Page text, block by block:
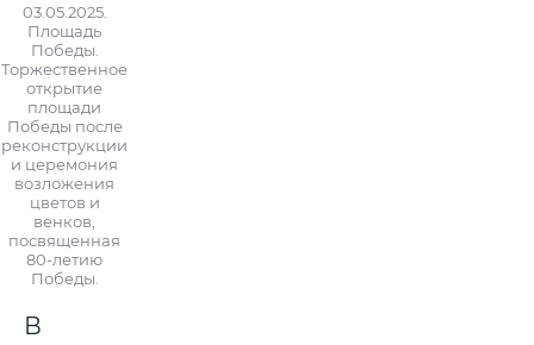
03.05.2025.
Площадь
Победы.
Торжественное
открытие
площади
Победы после
реконструкции
и церемония
возложения
цветов и
венков,
посвященная
80-летию
Победы.
В